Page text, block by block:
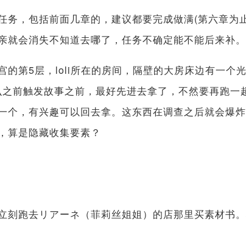
务，包括前面几章的，建议都要完成做满(第六章
就会消失不知道去哪了，任务不确定能不能后来补。
的第5层，loli所在的房间，隔壁的大房床边有一个
前触发故事之前，最好先进去拿了，不然要再跑
个，有兴趣可以回去拿。这东西在调查之后就会爆
算是隐藏收集要素？
刻跑去リアーネ（菲莉丝姐姐）的店那里买素材书